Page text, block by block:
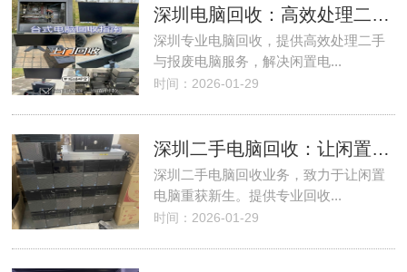
深圳电脑回收：高效处理二手与报废电脑
深圳专业电脑回收，提供高效处理二手
与报废电脑服务，解决闲置电...
时间：2026-01-29
深圳二手电脑回收：让闲置电脑重获新生
深圳二手电脑回收业务，致力于让闲置
电脑重获新生。提供专业回收...
时间：2026-01-29